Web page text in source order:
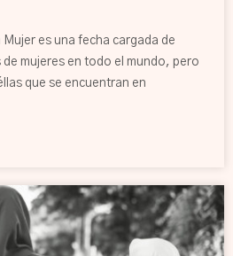
Mujer es una fecha cargada de
mujeres en todo el mundo, pero
que se encuentran en